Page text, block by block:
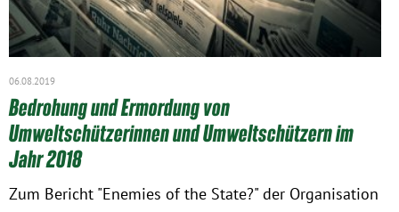
06.08.2019
Bedrohung und Ermordung von
Umweltschützerinnen und Umweltschützern im
Jahr 2018
Zum Bericht "Enemies of the State?" der Organisation